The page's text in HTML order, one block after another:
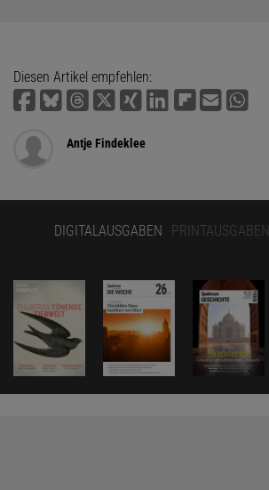
Diesen Artikel empfehlen:
Antje Findeklee
DIGITALAUSGABEN PRINTAUSGABEN